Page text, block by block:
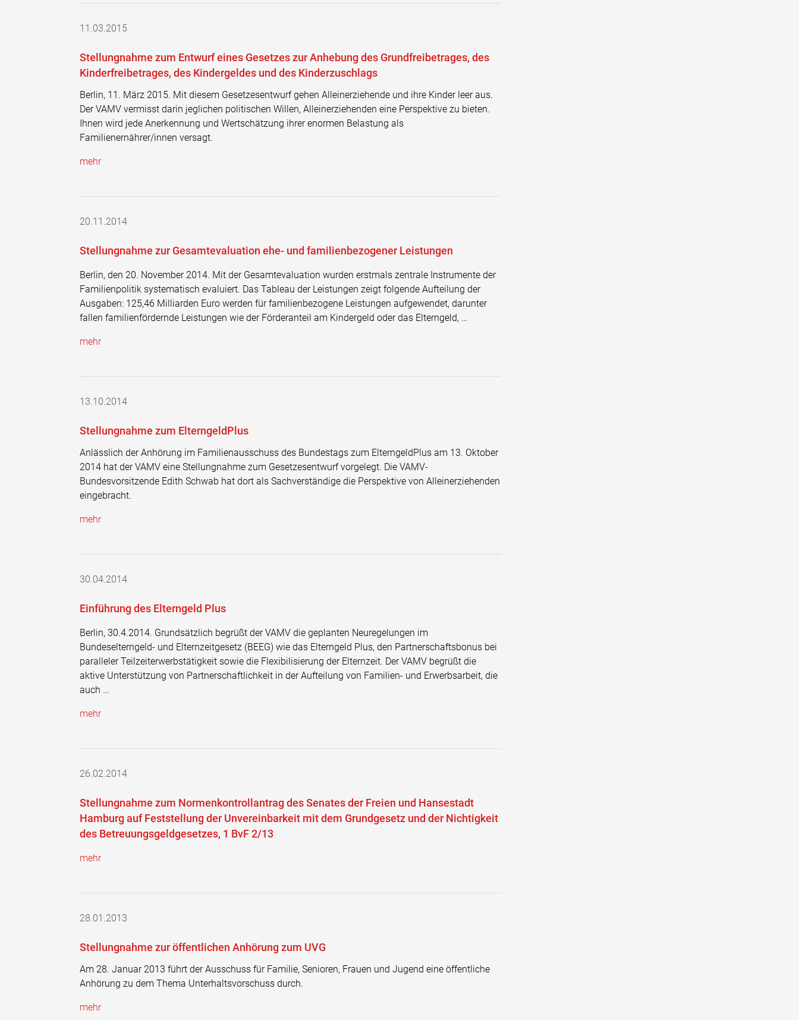
11.03.2015
Stellungnahme zum Entwurf eines Gesetzes zur Anhebung des Grundfreibetrages, des
Kinderfreibetrages, des Kindergeldes und des Kinderzuschlags
Berlin, 11. März 2015. Mit diesem Gesetzesentwurf gehen Alleinerziehende und ihre Kinder leer aus.
Der VAMV vermisst darin jeglichen politischen Willen, Alleinerziehenden eine Perspektive zu bieten.
Ihnen wird jede Anerkennung und Wertschätzung ihrer enormen Belastung als
Familienernährer/innen versagt.
mehr
20.11.2014
Stellungnahme zur Gesamtevaluation ehe- und familienbezogener Leistungen
Berlin, den 20. November 2014. Mit der Gesamtevaluation wurden erstmals zentrale Instrumente der
Familienpolitik systematisch evaluiert. Das Tableau der Leistungen zeigt folgende Aufteilung der
Ausgaben: 125,46 Milliarden Euro werden für familienbezogene Leistungen aufgewendet, darunter
fallen familienfördernde Leistungen wie der Förderanteil am Kindergeld oder das Elterngeld, …
mehr
13.10.2014
Stellungnahme zum ElterngeldPlus
Anlässlich der Anhörung im Familienausschuss des Bundestags zum ElterngeldPlus am 13. Oktober
2014 hat der VAMV eine Stellungnahme zum Gesetzesentwurf vorgelegt. Die VAMV-
Bundesvorsitzende Edith Schwab hat dort als Sachverständige die Perspektive von Alleinerziehenden
eingebracht.
mehr
30.04.2014
Einführung des Elterngeld Plus
Berlin, 30.4.2014. Grundsätzlich begrüßt der VAMV die geplanten Neuregelungen im
Bundeselterngeld- und Elternzeitgesetz (BEEG) wie das Elterngeld Plus, den Partnerschaftsbonus bei
paralleler Teilzeiterwerbstätigkeit sowie die Flexibilisierung der Elternzeit. Der VAMV begrüßt die
aktive Unterstützung von Partnerschaftlichkeit in der Aufteilung von Familien- und Erwerbsarbeit, die
auch …
mehr
26.02.2014
Stellungnahme zum Normenkontrollantrag des Senates der Freien und Hansestadt
Hamburg auf Feststellung der Unvereinbarkeit mit dem Grundgesetz und der Nichtigkeit
des Betreuungsgeldgesetzes, 1 BvF 2/13
mehr
28.01.2013
Stellungnahme zur öffentlichen Anhörung zum UVG
Am 28. Januar 2013 führt der Ausschuss für Familie, Senioren, Frauen und Jugend eine öffentliche
Anhörung zu dem Thema Unterhaltsvorschuss durch.
mehr